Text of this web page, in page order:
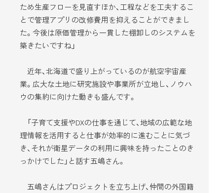
ため生産フローを見直すほか、工程などを工夫するこ
とで管理アプリの改修費用を抑えることができまし
た。今後は原価管理から一貫した棚卸しのシステムを
築きたいですね」
近年、北海道で盛り上がっているのが航空宇宙産
業。広大な土地に研究施設や事業所が立地し、ノウハ
ウの集約に向けた動きも盛んです。
「子育て支援やDXの仕事を通じて、地域の広範な地
理情報を活用すると仕事が効率的に進むことに気づ
き、それが衛星データの利用に興味を持ったことのき
っかけでした」と話す五嶋さん。
五嶋さんはプロジェクトを立ち上げ、仲間の外国籍